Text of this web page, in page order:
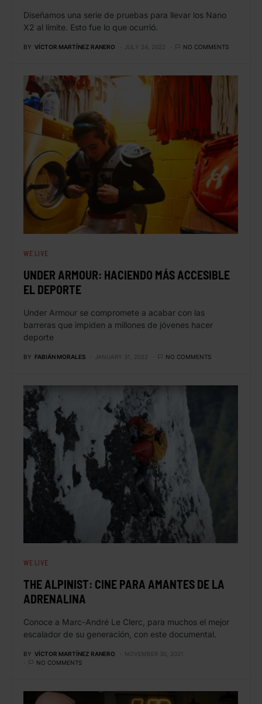
Diseñamos una serie de pruebas para llevar los Nano
X2 al límite. Esto fue lo que ocurrió.
BY VÍCTOR MARTÍNEZ RANERO JULY 24, 2022 NO COMMENTS
WE LIVE
UNDER ARMOUR: HACIENDO MÁS ACCESIBLE
EL DEPORTE
Under Armour se compromete a acabar con las
barreras que impiden a millones de jóvenes hacer
deporte
BY FABIÁN MORALES JANUARY 31, 2022 NO COMMENTS
WE LIVE
THE ALPINIST: CINE PARA AMANTES DE LA
ADRENALINA
Conoce a Marc-André Le Clerc, para muchos el mejor
escalador de su generación, con este documental.
BY VÍCTOR MARTÍNEZ RANERO
NOVEMBER 30, 2021
NO COMMENTS